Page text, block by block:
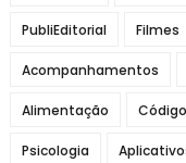
PubliEditorial Filmes
Acompanhamentos
Alimentação
Psicologia